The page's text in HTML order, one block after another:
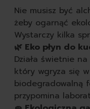
Nie musisz być
żeby ogarnąć
Wystarczy kilka
🌿 Eko płyn do
Działa świetnie
który wgryza się
biodegradowalną
przypomina